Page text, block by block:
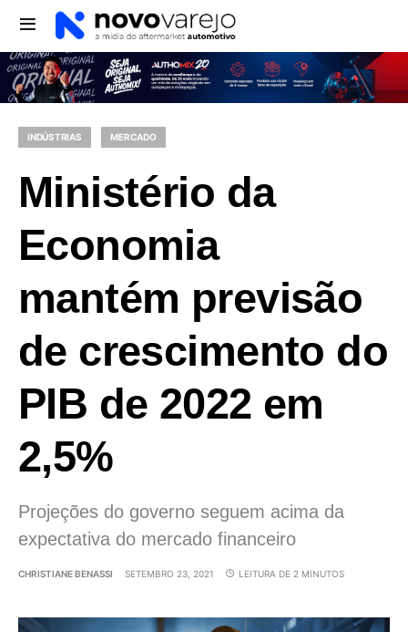
INDÚSTRIAS MERCADO
Ministério da
Economia
mantém previsão
de crescimento do
PIB de 2022 em
2,5%
Projeções do governo seguem acima da
expectativa do mercado financeiro
CHRISTIANE BENASSI SETEMBRO 23, 2021 LEITURA DE 2 MINUTOS